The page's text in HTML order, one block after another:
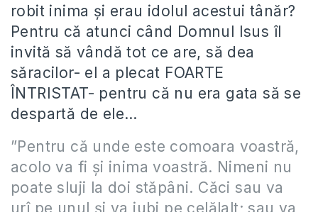
robit inima și erau idolul acestui tânăr?
Pentru că atunci când Domnul Isus îl
invită să vândă tot ce are, să dea
săracilor- el a plecat FOARTE
ÎNTRISTAT- pentru că nu era gata să se
despartă de ele…
”Pentru că unde este comoara voastră,
acolo va fi şi inima voastră. Nimeni nu
poate sluji la doi stăpâni. Căci sau va
urî pe unul şi va iubi pe celălalt; sau va